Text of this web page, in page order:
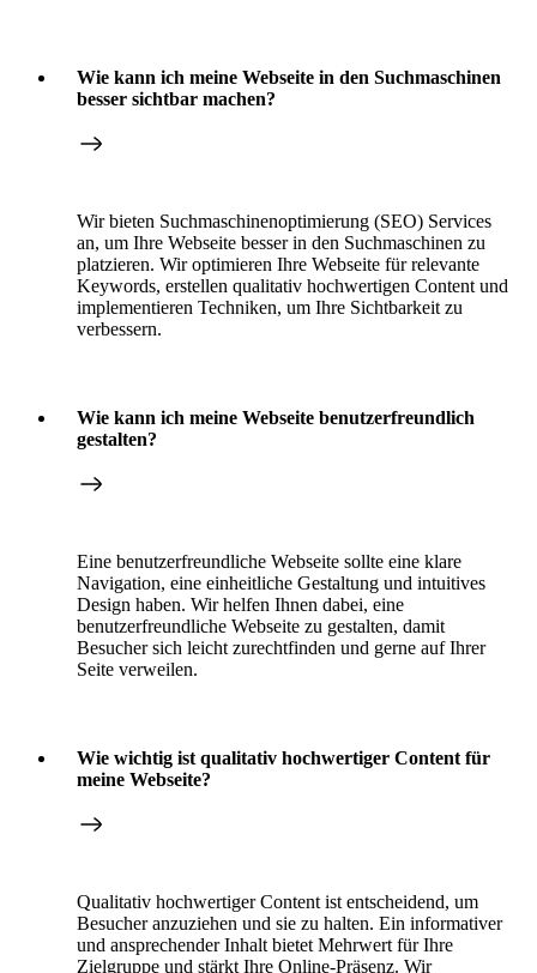
Wie kann ich meine Webseite in den Suchmaschinen
besser sichtbar machen?
Wir bieten Suchmaschinenoptimierung (SEO) Services
an, um Ihre Webseite besser in den Suchmaschinen zu
platzieren. Wir optimieren Ihre Webseite für relevante
Keywords, erstellen qualitativ hochwertigen Content und
implementieren Techniken, um Ihre Sichtbarkeit zu
verbessern.
Wie kann ich meine Webseite benutzerfreundlich
gestalten?
Eine benutzerfreundliche Webseite sollte eine klare
Navigation, eine einheitliche Gestaltung und intuitives
Design haben. Wir helfen Ihnen dabei, eine
benutzerfreundliche Webseite zu gestalten, damit
Besucher sich leicht zurechtfinden und gerne auf Ihrer
Seite verweilen.
Wie wichtig ist qualitativ hochwertiger Content für
meine Webseite?
Qualitativ hochwertiger Content ist entscheidend, um
Besucher anzuziehen und sie zu halten. Ein informativer
und ansprechender Inhalt bietet Mehrwert für Ihre
Zielgruppe und stärkt Ihre Online-Präsenz. Wir